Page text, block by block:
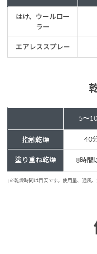
はけ、ウールロー
ラー
エアレススプレー
5～
指触乾燥 40
塗り重ね乾燥 8時間
{※乾燥時間は目安です。使用量、通風